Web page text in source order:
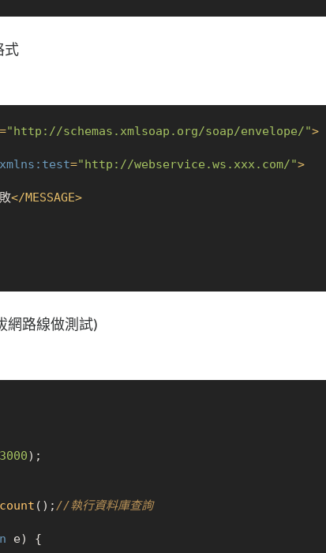
式
="http://schemas.xmlsoap.org/soap/envelope/">
xmlns:test="http://webservice.ws.xxx.com/">
</MESSAGE>
網路線做測試)
3000);
(); //執行資料庫查詢
e) {